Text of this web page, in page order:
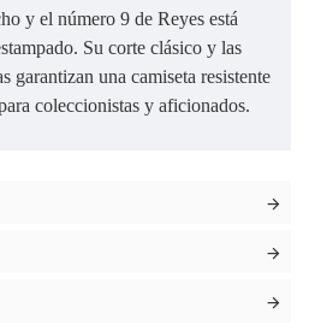
y el número 9 de Reyes está
Su corte clásico y las
garantizan una camiseta resistente
coleccionistas y aficionados.